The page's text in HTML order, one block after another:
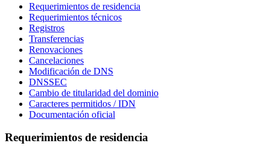
Requerimientos de residencia
Requerimientos técnicos
Registros
Transferencias
Renovaciones
Cancelaciones
Modificación de DNS
DNSSEC
Cambio de titularidad del dominio
Caracteres permitidos / IDN
Documentación oficial
Requerimientos de residencia